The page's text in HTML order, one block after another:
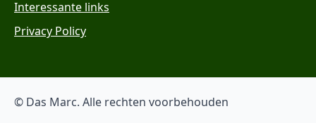
Interessante links
Privacy Policy
© Das Marc. Alle rechten voorbehouden